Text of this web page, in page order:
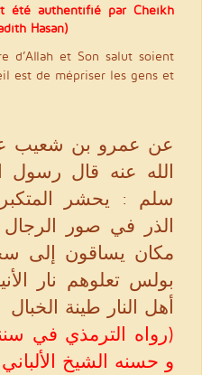
été authentifié par Cheikh
Hasan)
d’Allah et Son salut soient
est de mépriser les gens et
عن عمرو بن شعيب
الله عنه قال رسول
سلم : يحشر
الذر في صور
مكان يساقون إلى
بولس تعلوهم نار
أهل النار طينة الخبال
و حسنه الشيخ